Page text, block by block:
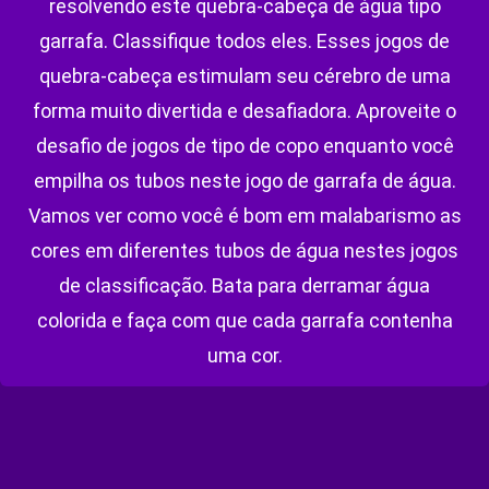
resolvendo este quebra-cabeça de água tipo
garrafa. Classifique todos eles. Esses jogos de
quebra-cabeça estimulam seu cérebro de uma
forma muito divertida e desafiadora. Aproveite o
desafio de jogos de tipo de copo enquanto você
empilha os tubos neste jogo de garrafa de água.
Vamos ver como você é bom em malabarismo as
cores em diferentes tubos de água nestes jogos
de classificação. Bata para derramar água
colorida e faça com que cada garrafa contenha
uma cor.